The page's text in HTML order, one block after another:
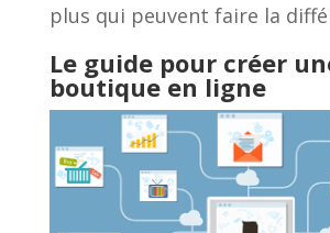
plus qui peuvent faire la
Le guide pour créer
boutique en ligne